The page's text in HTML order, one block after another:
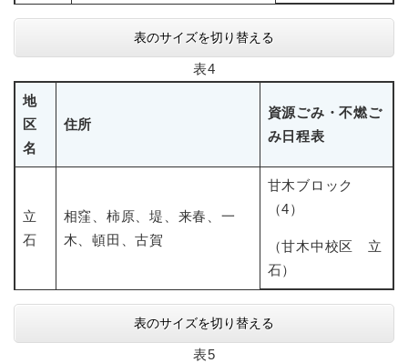
表のサイズを切り替える
表4
地
区
名
住所
資源ごみ・不燃ご
み日程表
立
石
相窪、柿原、堤、来春、一
木、頓田、古賀
甘木ブロック
（4）
（甘木中校区 立
石）
表のサイズを切り替える
表5